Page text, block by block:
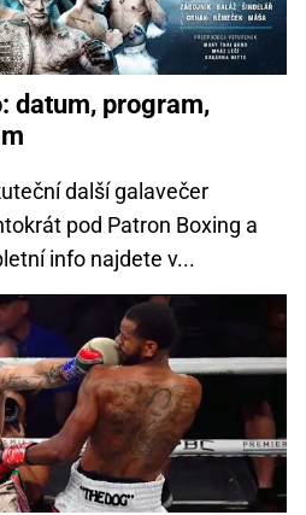
datum, program,
další galavečer
pod Patron Boxing a
info najdete v...